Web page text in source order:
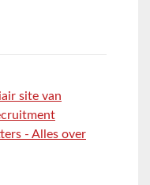
site van
- Alles over